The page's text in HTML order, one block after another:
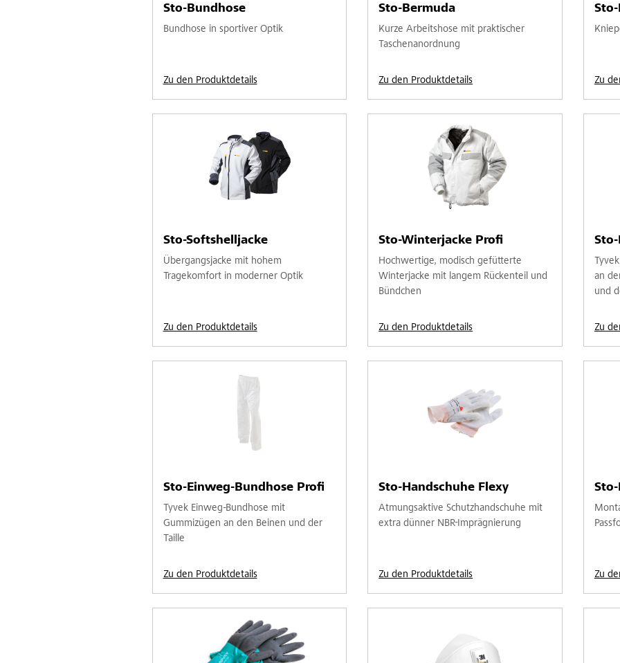
Sto-Bundhose
Bundhose in sportiver Optik
Zu den Produktdetails
Sto-Bermuda
Kurze Arbeitshose mit praktischer
Taschenanordnung
Zu den Produktdetails Zu
Sto-Softshelljacke
Übergangsjacke mit hohem
Tragekomfort in moderner Optik
Zu den Produktdetails
Sto-Winterjacke Profi
Hochwertige, modisch gefütterte
Winterjacke mit langem Rückenteil und
Bündchen
Zu den Produktdetails
an
und
Zu
Sto-Einweg-Bundhose Profi
Tyvek Einweg-Bundhose mit
Gummizügen an den Beinen und der
Taille
Zu den Produktdetails
Sto-Handschuhe Flexy
Atmungsaktive Schutzhandschuhe mit
extra dünner NBR-Imprägnierung
Zu den Produktdetails Zu